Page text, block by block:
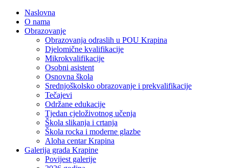
Naslovna
O nama
Obrazovanje
Obrazovanja odraslih u POU Krapina
Djelomične kvalifikacije
Mikrokvalifikacije
Osobni asistent
Osnovna škola
Srednjoškolsko obrazovanje i prekvalifikacije
Tečajevi
Održane edukacije
Tjedan cjeloživotnog učenja
Škola slikanja i crtanja
Škola rocka i moderne glazbe
Aloha centar Krapina
Galerija grada Krapine
Povijest galerije